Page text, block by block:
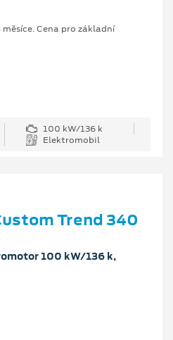
Cena pro základní
100 kW/136 k
Elektromobil
Trend 340
100 kW/136 k,